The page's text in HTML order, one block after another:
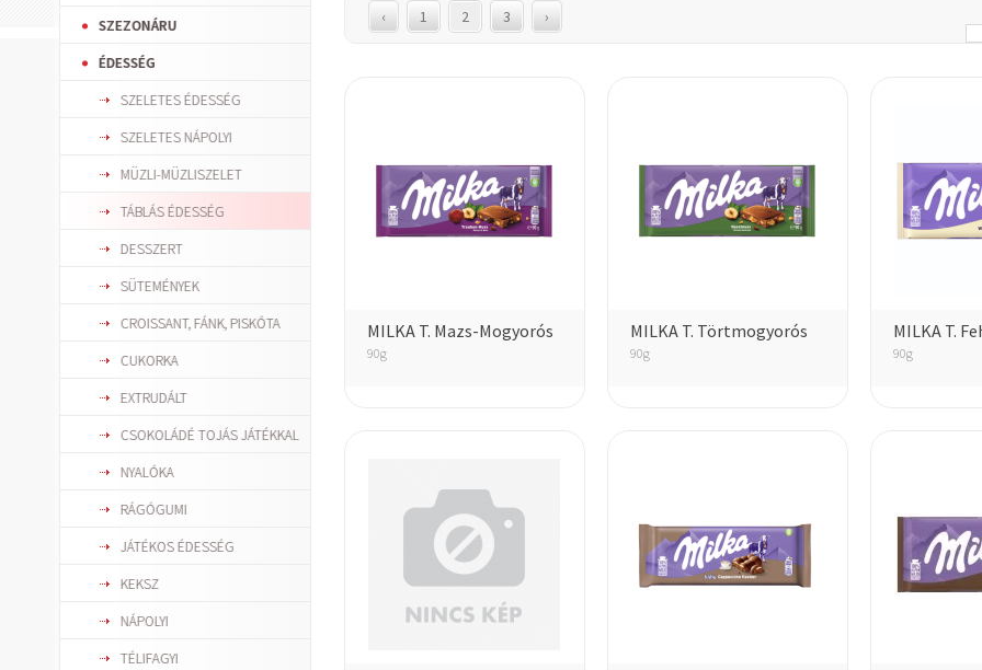
SZEZONÁRU
ÉDESSÉG
SZELETES ÉDESSÉG
SZELETES NÁPOLYI
MÜZLI-MÜZLISZELET
TÁBLÁS ÉDESSÉG
DESSZERT
SÜTEMÉNYEK
CROISSANT, FÁNK, PISKÓTA
CUKORKA
EXTRUDÁLT
CSOKOLÁDÉ TOJÁS JÁTÉKKAL
NYALÓKA
RÁGÓGUMI
JÁTÉKOS ÉDESSÉG
KEKSZ
NÁPOLYI
TÉLIFAGYI
‹ 1 2 3 ›
MILKA T. Mazs-Mogyorós
90g
MILKA T. Törtmogyorós
90g
MILKA T.
90g